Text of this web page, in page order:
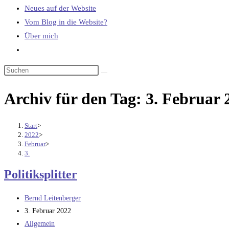
Neues auf der Website
Vom Blog in die Website?
Über mich
umschalten
Archiv für den Tag: 3. Februar
Start>
2022>
Februar>
3.
Politiksplitter
Beitrags-
Autor:
Bernd Leitenberger
Beitrag
veröffentlicht:
3. Februar 2022
Beitrags-
Allgemein